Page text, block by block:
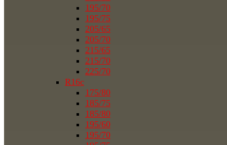
195/70
195/75
205/65
205/70
215/65
215/70
225/70
R16c
175/80
185/75
185/80
195/60
195/70